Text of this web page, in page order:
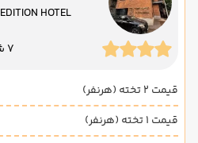
EDITION HOTEL
7 شب
قیمت 2 تخته (هرنفر)
قیمت 1 تخته (هرنفر)